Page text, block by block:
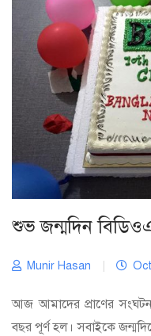
শুভ জন্মদিন
Munir Hasan
আজ আমাদের প্রাণের সংঘটন
বছর পূর্ণ হল। সবাইকে